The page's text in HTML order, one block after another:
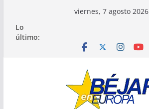
contenido
viernes, 7 agosto 2026
Lo
último: